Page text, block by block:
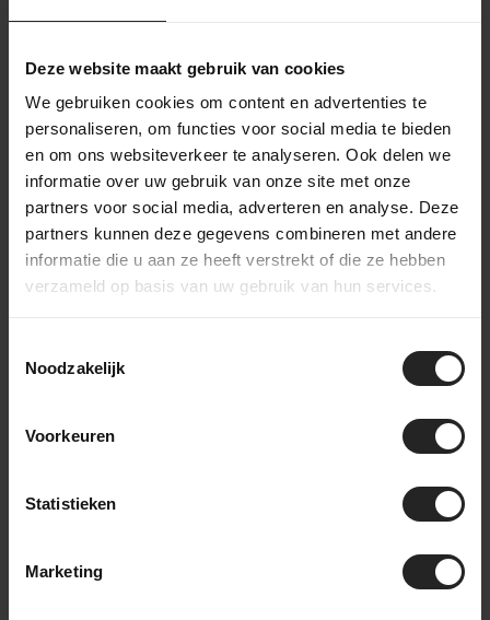
Deze website maakt gebruik van cookies
We gebruiken cookies om content en advertenties te
personaliseren, om functies voor social media te bieden
en om ons websiteverkeer te analyseren. Ook delen we
informatie over uw gebruik van onze site met onze
partners voor social media, adverteren en analyse. Deze
partners kunnen deze gegevens combineren met andere
informatie die u aan ze heeft verstrekt of die ze hebben
verzameld op basis van uw gebruik van hun services.
Noodzakelijk
Voorkeuren
Statistieken
Marketing
Pinarello Dogma F
Di2 1...
18.500,-
Pinarello Dogma X
16.100,-
Pinarello New
Dogma F Dura Ace Di2